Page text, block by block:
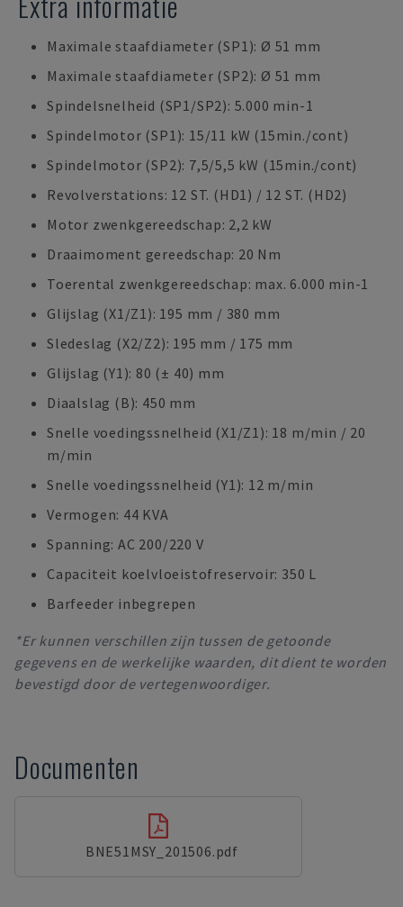
Maximale staafdiameter (SP1): Ø 51 mm
Maximale staafdiameter (SP2): Ø 51 mm
Spindelsnelheid (SP1/SP2): 5.000 min-1
Spindelmotor (SP1): 15/11 kW (15min./cont)
Spindelmotor (SP2): 7,5/5,5 kW (15min./cont)
Revolverstations: 12 ST. (HD1) / 12 ST. (HD2)
Motor zwenkgereedschap: 2,2 kW
Draaimoment gereedschap: 20 Nm
Toerental zwenkgereedschap: max. 6.000 min-1
Glijslag (X1/Z1): 195 mm / 380 mm
Sledeslag (X2/Z2): 195 mm / 175 mm
Glijslag (Y1): 80 (± 40) mm
Diaalslag (B): 450 mm
Snelle voedingssnelheid (X1/Z1): 18 m/min / 20
m/min
Snelle voedingssnelheid (Y1): 12 m/min
Vermogen: 44 KVA
Spanning: AC 200/220 V
Capaciteit koelvloeistofreservoir: 350 L
Barfeeder inbegrepen
*Er kunnen verschillen zijn tussen de getoonde
gegevens en de werkelijke waarden, dit dient te worden
bevestigd door de vertegenwoordiger.
Documenten
BNE51MSY_201506.pdf